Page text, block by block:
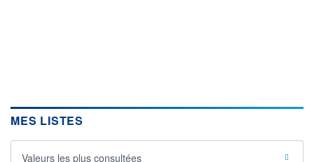
MES LISTES
Valeurs les plus consultées